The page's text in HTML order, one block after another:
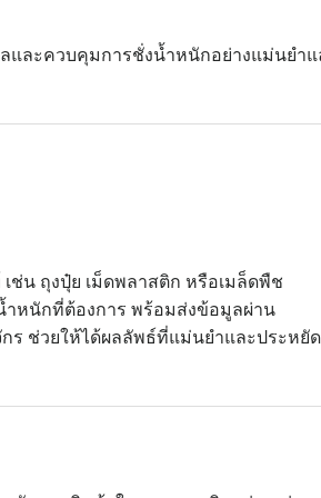
และควบคุมการชั่งน้ำหนักอย่างแม่นยำแ
น ถุงปุ๋ย เม็ดพลาสติก หรือเมล็ดพืช
หนักที่ต้องการ พร้อมส่งข้อมูลผ่าน
กร ช่วยให้ได้ผลลัพธ์ที่แม่นยำและประหยัด